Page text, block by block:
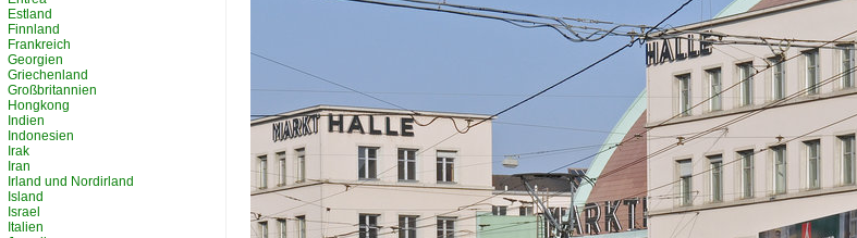
Estland
Finnland
Frankreich
Georgien
Griechenland
Großbritannien
Hongkong
Indien
Indonesien
Irak
Iran
Irland und Nordirland
Island
Israel
Italien